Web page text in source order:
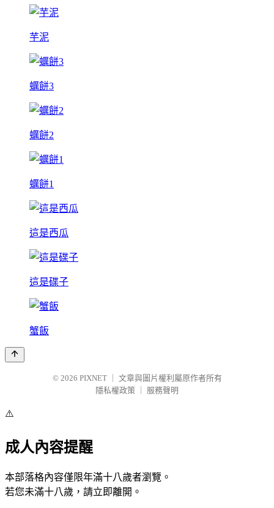
芋泥
蠣餅3
蠣餅2
蠣餅1
這是西瓜
這是碟子
蟹飯
© 2026 PIXNET
文章與圖片權利屬原作者所有
隱私權政策
服務聲明
⚠️
成人內容提醒
本部落格內容僅限年滿十八歲者瀏覽。
若您未滿十八歲，請立即離開。